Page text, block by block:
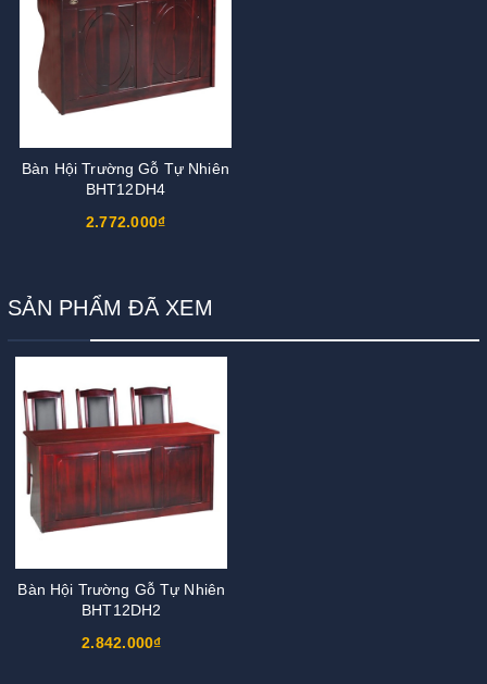
Bàn Hội Trường Gỗ Tự Nhiên
BHT12DH4
2.772.000₫
SẢN PHẨM ĐÃ XEM
Bàn Hội Trường Gỗ Tự Nhiên
BHT12DH2
2.842.000₫